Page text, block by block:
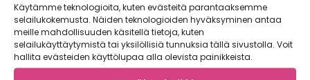
Käytämme teknologioita, kuten evästeitä parantaaksemme
selailukokemusta. Näiden teknologioiden hyväksyminen antaa
meille mahdollisuuden käsitellä tietoja, kuten
selailukäyttäytymistä tai yksilöllisiä tunnuksia tällä sivustolla. Voit
hallita evästeiden käyttölupaa alla olevista painikkeista.